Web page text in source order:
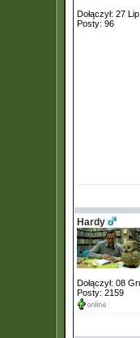
Dołączył: 27
Posty: 96
Hardy
Dołączył: 08
Posty: 2159